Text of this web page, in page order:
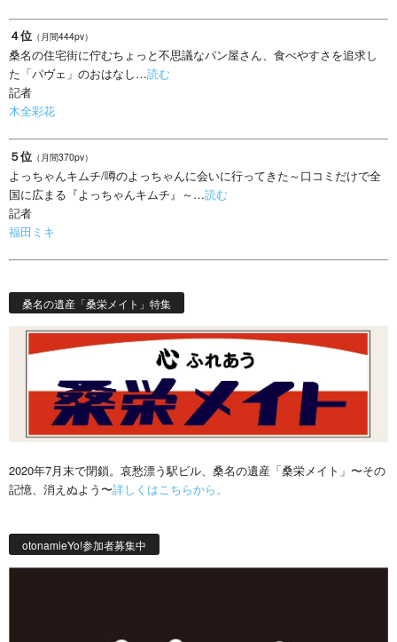
４位 （月間444pv）
桑名の住宅街に佇むちょっと不思議なパン屋さん、食べやすさを追求し
た「パヴェ」のおはなし…読む
記者
木全彩花
５位 （月間370pv）
よっちゃんキムチ/噂のよっちゃんに会いに行ってきた～口コミだけで全
国に広まる『よっちゃんキムチ』～…読む
記者
福田ミキ
桑名の遺産「桑栄メイト」特集
2020年7月末で閉鎖。哀愁漂う駅ビル、桑名の遺産「桑栄メイト」〜その
記憶、消えぬよう〜詳しくはこちらから。
otonamieYo!参加者募集中